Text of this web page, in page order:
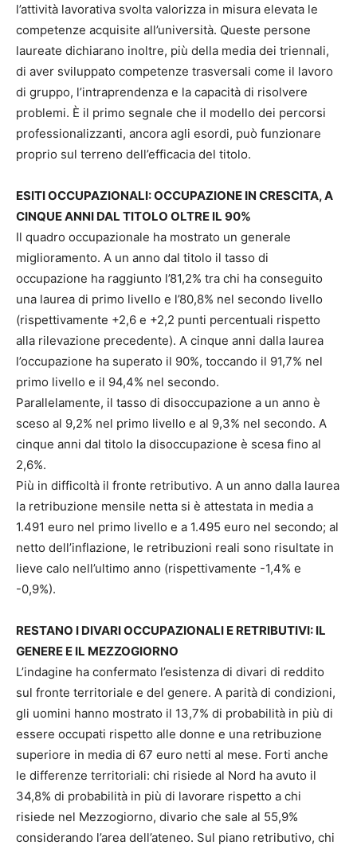
l’attività lavorativa svolta valorizza in misura elevata le
competenze acquisite all’università. Queste persone
laureate dichiarano inoltre, più della media dei triennali,
di aver sviluppato competenze trasversali come il lavoro
di gruppo, l’intraprendenza e la capacità di risolvere
problemi. È il primo segnale che il modello dei percorsi
professionalizzanti, ancora agli esordi, può funzionare
proprio sul terreno dell’efficacia del titolo.
ESITI OCCUPAZIONALI: OCCUPAZIONE IN CRESCITA, A
CINQUE ANNI DAL TITOLO OLTRE IL 90%
Il quadro occupazionale ha mostrato un generale
miglioramento. A un anno dal titolo il tasso di
occupazione ha raggiunto l’81,2% tra chi ha conseguito
una laurea di primo livello e l’80,8% nel secondo livello
(rispettivamente +2,6 e +2,2 punti percentuali rispetto
alla rilevazione precedente). A cinque anni dalla laurea
l’occupazione ha superato il 90%, toccando il 91,7% nel
primo livello e il 94,4% nel secondo.
Parallelamente, il tasso di disoccupazione a un anno è
sceso al 9,2% nel primo livello e al 9,3% nel secondo. A
cinque anni dal titolo la disoccupazione è scesa fino al
2,6%.
Più in difficoltà il fronte retributivo. A un anno dalla laurea
la retribuzione mensile netta si è attestata in media a
1.491 euro nel primo livello e a 1.495 euro nel secondo; al
netto dell’inflazione, le retribuzioni reali sono risultate in
lieve calo nell’ultimo anno (rispettivamente -1,4% e
-0,9%).
RESTANO I DIVARI OCCUPAZIONALI E RETRIBUTIVI: IL
GENERE E IL MEZZOGIORNO
L’indagine ha confermato l’esistenza di divari di reddito
sul fronte territoriale e del genere. A parità di condizioni,
gli uomini hanno mostrato il 13,7% di probabilità in più di
essere occupati rispetto alle donne e una retribuzione
superiore in media di 67 euro netti al mese. Forti anche
le differenze territoriali: chi risiede al Nord ha avuto il
34,8% di probabilità in più di lavorare rispetto a chi
risiede nel Mezzogiorno, divario che sale al 55,9%
considerando l’area dell’ateneo. Sul piano retributivo, chi